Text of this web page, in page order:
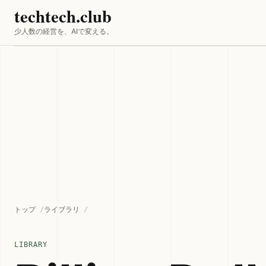
techtech.club
少人数の経営を、AIで変える。
トップ ライブラリ
LIBRARY